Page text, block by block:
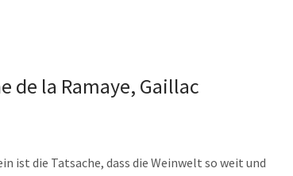
de la Ramaye, Gaillac
ist die Tatsache, dass die Weinwelt so weit und